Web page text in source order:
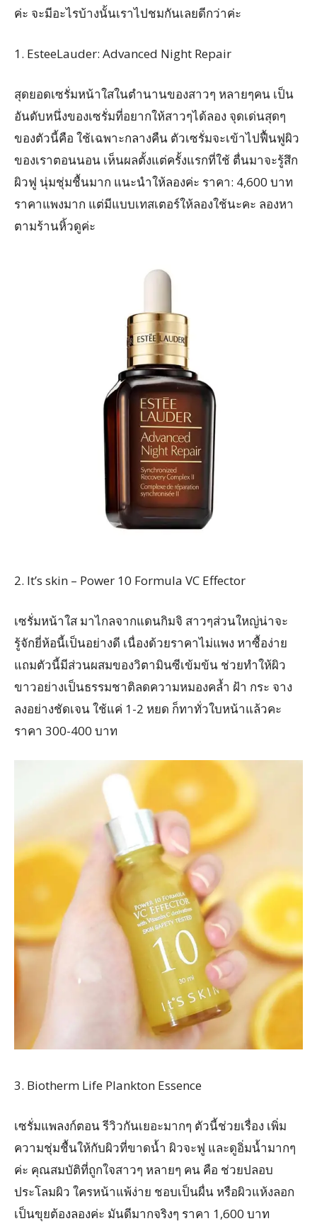
ค่ะ จะมีอะไรบ้างนั้นเราไปชมกันเลยดีกว่าค่ะ
1. EsteeLauder: Advanced Night Repair
สุดยอดเซรั่มหน้าใสในตำนานของสาวๆ หลายๆคน เป็น
อันดับหนึ่งของเซรั่มที่อยากให้สาวๆได้ลอง จุดเด่นสุดๆ
ของตัวนี้คือ ใช้เฉพาะกลางคืน ตัวเซรั่มจะเข้าไปฟื้นฟูผิว
ของเราตอนนอน เห็นผลตั้งแต่ครั้งแรกที่ใช้ ตื่นมาจะรู้สึก
ผิวฟู นุ่มชุ่มชื้นมาก แนะนำให้ลองค่ะ ราคา: 4,600 บาท
ราคาแพงมาก แต่มีแบบเทสเตอร์ให้ลองใช้นะคะ ลองหา
ตามร้านหิ้วดูค่ะ
2. It’s skin – Power 10 Formula VC Effector
เซรั่มหน้าใส มาไกลจากแดนกิมจิ สาวๆส่วนใหญ่น่าจะ
รู้จักยี่ห้อนี้เป็นอย่างดี เนื่องด้วยราคาไม่แพง หาซื้อง่าย
แถมตัวนี้มีส่วนผสมของวิตามินซีเข้มข้น ช่วยทำให้ผิว
ขาวอย่างเป็นธรรมชาติลดความหมองคล้ำ ฝ้า กระ จาง
ลงอย่างชัดเจน ใช้แค่ 1-2 หยด ก็ทาทั่วใบหน้าแล้วคะ
ราคา 300-400 บาท
3. Biotherm Life Plankton Essence
เซรั่มแพลงก์ตอน รีวิวกันเยอะมากๆ ตัวนี้ช่วยเรื่อง เพิ่ม
ความชุ่มชื้นให้กับผิวที่ขาดน้ำ ผิวจะฟู และดูอิ่มน้ำมากๆ
ค่ะ คุณสมบัติที่ถูกใจสาวๆ หลายๆ คน คือ ช่วยปลอบ
ประโลมผิว ใครหน้าแพ้ง่าย ชอบเป็นผื่น หรือผิวแห้งลอก
เป็นขุยต้องลองค่ะ มันดีมากจริงๆ ราคา 1,600 บาท